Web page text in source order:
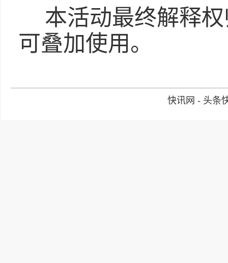
本活动最终解释
可叠加使用。
快讯网 - 头条